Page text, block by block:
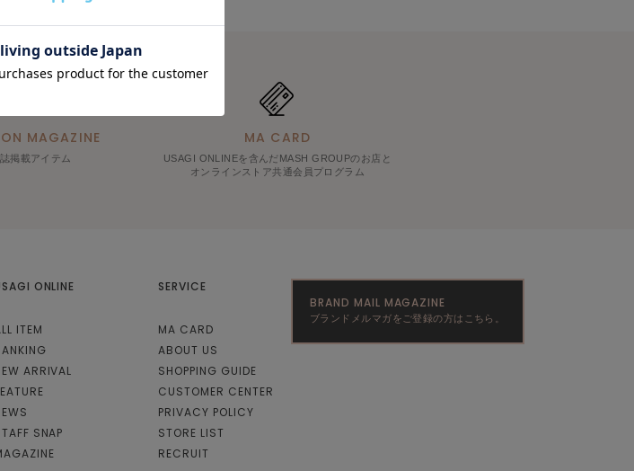
MAGAZINE
掲載アイテム
MA CARD
USAGI ONLINEを含んだMASH GROUPのお店と
オンラインストア共通会員プログラム
ONLINE
ITEM
ARRIVAL
SNAP
SERVICE
MA CARD
ABOUT US
SHOPPING GUIDE
CUSTOMER CENTER
PRIVACY POLICY
STORE LIST
RECRUIT
BRAND MAIL MAGAZINE
ブランドメルマガをご登録の方はこちら。